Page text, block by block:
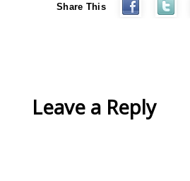
Share This
Leave a Reply